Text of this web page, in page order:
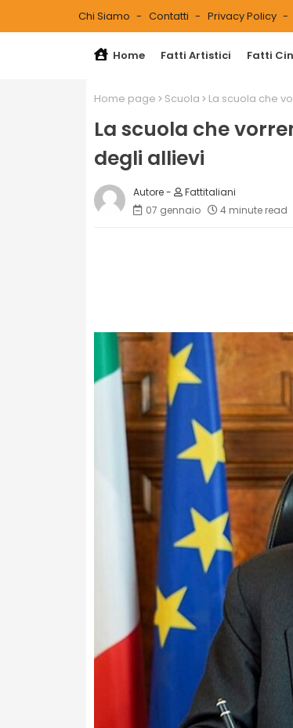
Chi Siamo Contatti Privacy Policy
Home Fatti Artistici Fatti
Home page Scuola La scuola che
La scuola che
degli allievi
Fattitaliani
07 gennaio
4 minute read